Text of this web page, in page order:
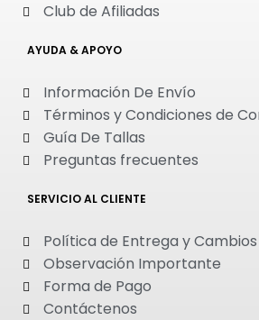
Club de Afiliadas
AYUDA & APOYO
Información De Envío
Términos y Condiciones de
Guía De Tallas
Preguntas frecuentes
SERVICIO AL CLIENTE
Política de Entrega y Cambios
Observación Importante
Forma de Pago
Contáctenos